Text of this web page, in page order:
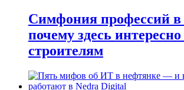
Симфония профессий в
почему здесь
строителям